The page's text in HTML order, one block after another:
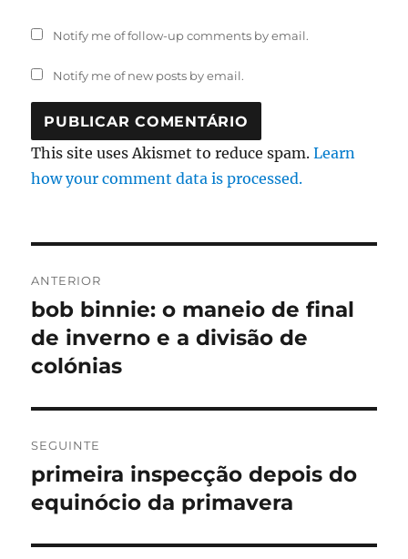
Notify me of follow-up comments by email.
Notify me of new posts by email.
This site uses Akismet to reduce spam.Learn
how your comment data is processed.
de
artigos
ANTERIOR
Artigo
anterior:
bob binnie: o maneio de final
de inverno e a divisão de
colónias
SEGUINTE
Artigo
seguinte:
primeira inspecção depois do
equinócio da primavera